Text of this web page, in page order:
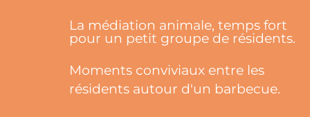
La médiation animale, temps fort
pour un petit groupe de résidents.
Moments conviviaux entre les
résidents autour d'un barbecue.